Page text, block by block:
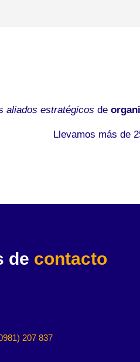
aliados estratégicos de
Llevamos más de
de contacto
207 837